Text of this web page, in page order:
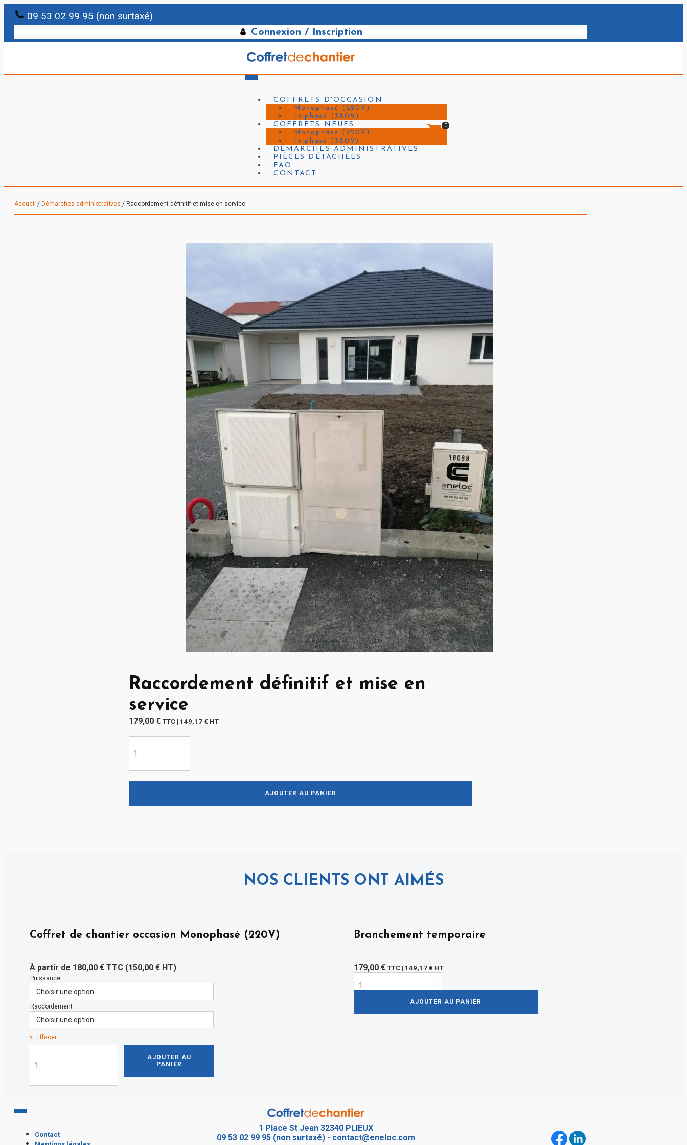
09 53 02 99 95 (non surtaxé)
Connexion / Inscription
COFFRETS D'OCCASION
Monophasé (220V)
Triphasé (380V)
COFFRETS NEUFS
Monophasé (220V)
Triphasé (380V)
DÉMARCHES ADMINISTRATIVES
PIÈCES DÉTACHÉES
FAQ
CONTACT
0
Accueil / Démarches administratives / Raccordement définitif et mise en service
Raccordement définitif et mise en
service
179,00 € TTC | 149,17 € HT
définitif
mise
AJOUTER AU PANIER
NOS CLIENTS ONT AIMÉS
Coffret de chantier occasion Monophasé (220V)
À partir de 180,00 € TTC (150,00 € HT)
Puissance
Raccordement
Effacer
Coffret
occasion
Monophasé
AJOUTER AU
PANIER
Branchement temporaire
179,00 € TTC | 149,17 € HT
AJOUTER AU PANIER
Contact
1 Place St Jean 32340 PLIEUX
09 53 02 99 95 (non surtaxé)- contact@eneloc.com